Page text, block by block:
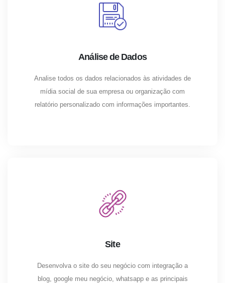
Análise de Dados
Analise todos os dados relacionados às atividades de
mídia social de sua empresa ou organização com
relatório personalizado com informações importantes.
Site
Desenvolva o site do seu negócio com integração a
blog, google meu negócio, whatsapp e as principais